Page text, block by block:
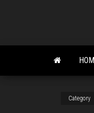
content
Category